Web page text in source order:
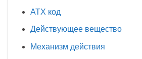
АТХ код
Действующее вещество
Механизм действия